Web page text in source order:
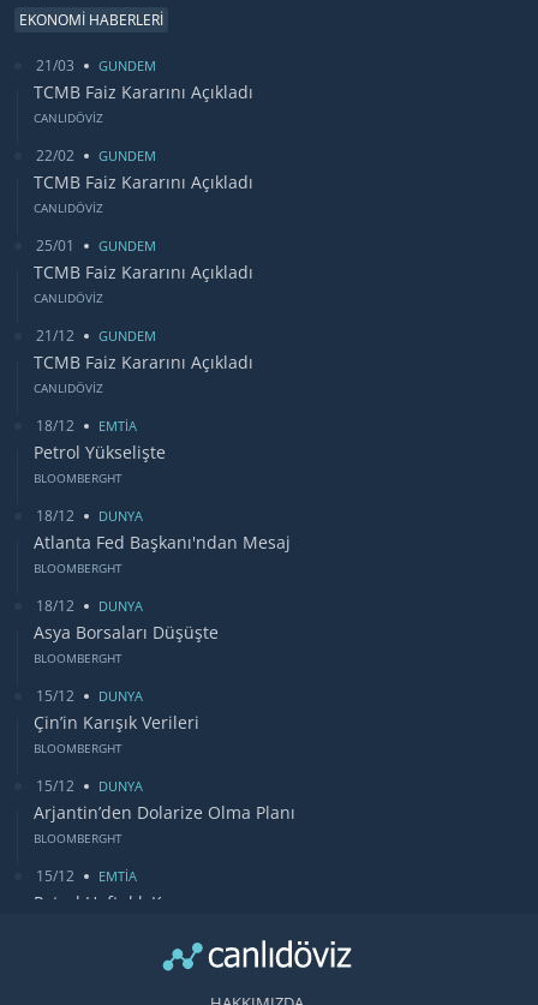
EKONOMİ HABERLERİ
21/03 GUNDEM
TCMB Faiz Kararını Açıkladı
CANLIDÖVİZ
22/02 GUNDEM
TCMB Faiz Kararını Açıkladı
CANLIDÖVİZ
25/01 GUNDEM
TCMB Faiz Kararını Açıkladı
CANLIDÖVİZ
21/12 GUNDEM
TCMB Faiz Kararını Açıkladı
CANLIDÖVİZ
18/12 EMTİA
Petrol Yükselişte
BLOOMBERGHT
18/12 DUNYA
Atlanta Fed Başkanı'ndan Mesaj
BLOOMBERGHT
18/12 DUNYA
Asya Borsaları Düşüşte
BLOOMBERGHT
15/12 DUNYA
Çin’in Karışık Verileri
BLOOMBERGHT
15/12 DUNYA
Arjantin’den Dolarize Olma Planı
BLOOMBERGHT
15/12 EMTİA
Petrol Haftalık Kazancı
Bugün Gözler Fed Faiz Kararında